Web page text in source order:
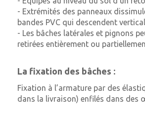
- Extrémités des panneaux
bandes PVC qui descendent
- Les bâches latérales et pignons
retirées entièrement ou
La fixation des bâches :
Fixation à l’armature par des
dans la livraison) enfilés dans des